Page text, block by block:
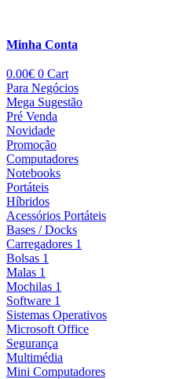
Minha Conta
0.00€ 0 Cart
Para Negócios
Mega Sugestão
Pré Venda
Novidade
Promoção
Computadores
Notebooks
Portáteis
Híbridos
Acessórios Portáteis
Bases / Docks
Carregadores 1
Bolsas 1
Malas 1
Mochilas 1
Software 1
Sistemas Operativos
Microsoft Office
Segurança
Multimédia
Mini Computadores